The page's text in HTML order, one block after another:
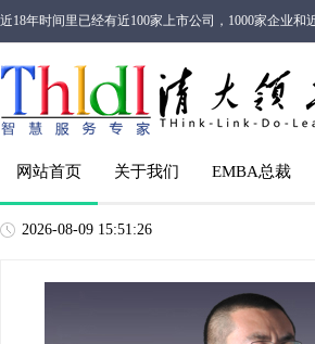
近18年时间里已经有近100家上市公司，1000家企业
网站首页 关于我们 EMBA总裁
2026-08-09 15:51:26